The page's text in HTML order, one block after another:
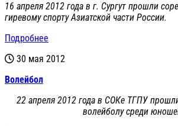
16 апреля 2012 года в г. Сургут прошли
гиревому спорту Азиатской части России.
Подробнее
30 мая 2012
Волейбол
22 апреля 2012 года в СОКе ТГПУ
волейболу среди